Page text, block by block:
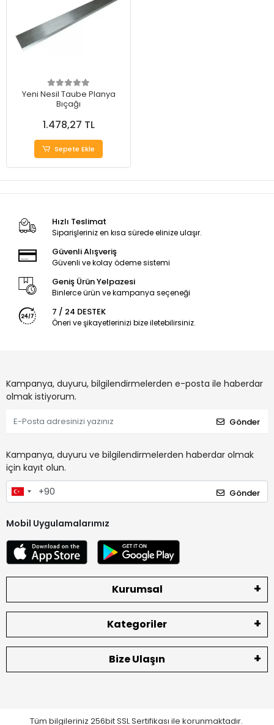
Yeni Nesil Taube Planya
Bıçağı
1.478,27 TL
Sepete Ekle
Hızlı Teslimat
Siparişleriniz en kısa sürede elinize ulaşır.
Güvenli Alışveriş
Güvenli ve kolay ödeme sistemi
Geniş Ürün Yelpazesi
Binlerce ürün ve kampanya seçeneği
7 / 24 DESTEK
Öneri ve şikayetlerinizi bize iletebilirsiniz.
Kampanya, duyuru, bilgilendirmelerden e-posta ile haberdar
olmak istiyorum.
Gönder
Kampanya, duyuru ve bilgilendirmelerden haberdar olmak
için kayıt olun.
Gönder
Mobil Uygulamalarımız
Kurumsal
Kategoriler
Bize Ulaşın
Tüm bilgileriniz 256bit SSL Sertifikası ile korunmaktadır.